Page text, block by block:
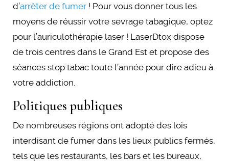
d’arrêter de fumer ! Pour vous donner tous les
moyens de réussir votre sevrage tabagique, optez
pour l’auriculothérapie laser ! LaserDtox dispose
de trois centres dans le Grand Est et propose des
séances stop tabac toute l’année pour dire adieu à
votre addiction.
Politiques publiques
De nombreuses régions ont adopté des lois
interdisant de fumer dans les lieux publics fermés,
tels que les restaurants, les bars et les bureaux,